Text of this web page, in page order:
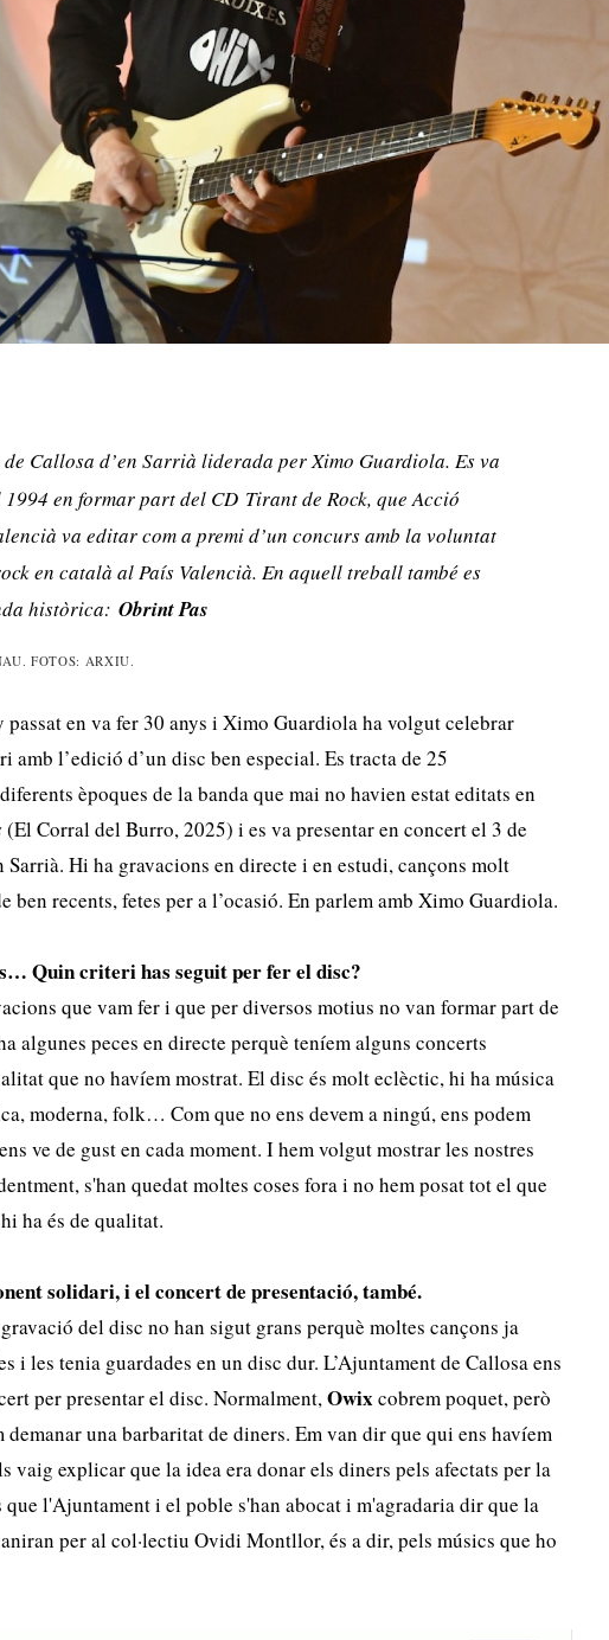
de Callosa d’en Sarrià liderada per Ximo Guardiola. Es va
en formar part del CD Tirant de Rock, que Acció
va editar com a premi d’un concurs amb la voluntat
en català al País Valencià. En aquell treball també es
històrica:Obrint Pas
FOTOS: ARXIU.
passat en va fer 30 anys i Ximo Guardiola ha volgut celebrar
amb l’edició d’un disc ben especial. Es tracta de 25
èpoques de la banda que mai no havien estat editats en
(El Corral del Burro, 2025) i es va presentar en concert el 3 de
Sarrià. Hi ha gravacions en directe i en estudi, cançons molt
ben recents, fetes per a l’ocasió. En parlem amb Ximo Guardiola.
Quin criteri has seguit per fer el disc?
que vam fer i que per diversos motius no van formar part de
algunes peces en directe perquè teníem alguns concerts
que no havíem mostrat. El disc és molt eclèctic, hi ha música
moderna, folk… Com que no ens devem a ningú, ens podem
ve de gust en cada moment. I hem volgut mostrar les nostres
s'han quedat moltes coses fora i no hem posat tot el que
ha és de qualitat.
solidari, i el concert de presentació, també.
del disc no han sigut grans perquè moltes cançons ja
i les tenia guardades en un disc dur. L’Ajuntament de Callosa ens
per presentar el disc. Normalment,Owixcobrem poquet, però
demanar una barbaritat de diners. Em van dir que qui ens havíem
vaig explicar que la idea era donar els diners pels afectats per la
l'Ajuntament i el poble s'han abocat i m'agradaria dir que la
per al col·lectiu Ovidi Montllor, és a dir, pels músics que ho